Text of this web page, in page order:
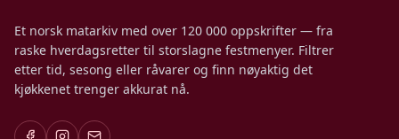
Et norsk matarkiv med over 120 000 oppskrifter — fra
raske hverdagsretter til storslagne festmenyer. Filtrer
etter tid, sesong eller råvarer og finn nøyaktig det
kjøkkenet trenger akkurat nå.